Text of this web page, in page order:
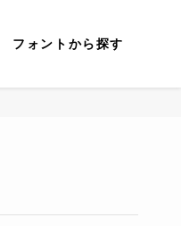
フォントから探す